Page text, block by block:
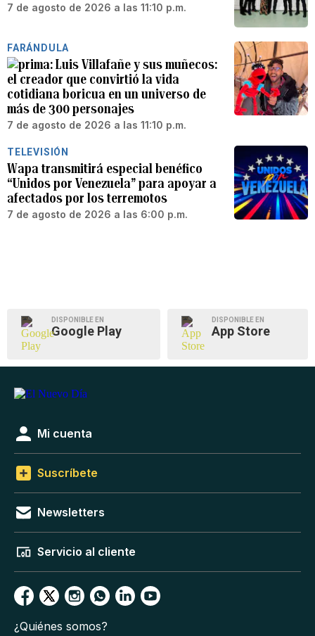
7 de agosto de 2026 a las 11:10 p.m.
FARÁNDULA
Luis Villafañe y sus muñecos:
el creador que convirtió la vida
cotidiana boricua en un universo de
más de 300 personajes
7 de agosto de 2026 a las 11:10 p.m.
TELEVISIÓN
Wapa transmitirá especial benéfico
“Unidos por Venezuela” para apoyar a
afectados por los terremotos
7 de agosto de 2026 a las 6:00 p.m.
DISPONIBLE EN
Google Play
DISPONIBLE EN
App Store
Mi cuenta
Suscríbete
Newsletters
Servicio al cliente
¿Quiénes somos?